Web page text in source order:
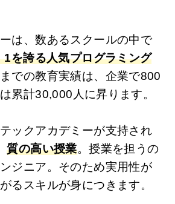
は、数あるスクールの中で
1を誇る人気プログラミング
での教育実績は、企業で800
累計30,000人に昇ります。
ックアカデミーが支持され
質の高い授業。授業を担うの
ジニア。そのため実用性が
るスキルが身につきます。